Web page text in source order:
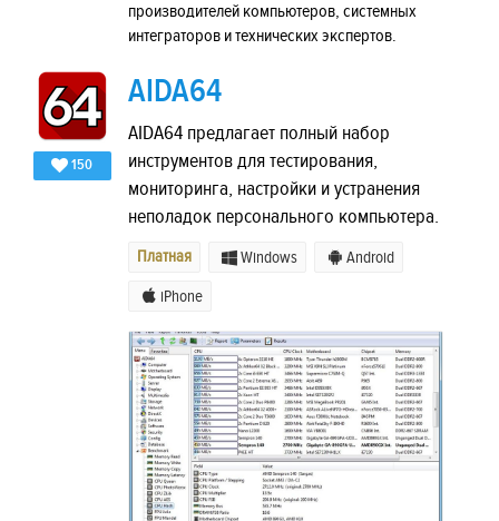
производителей компьютеров, системных
интеграторов и технических экспертов.
150
AIDA64
AIDA64 предлагает полный набор
инструментов для тестирования,
мониторинга, настройки и устранения
неполадок персонального компьютера.
Платная Windows Android
iPhone